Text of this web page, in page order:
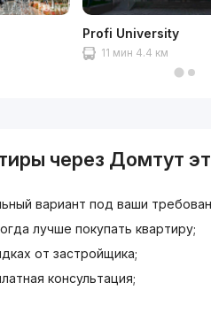
Profi University
11 мин 4.4 км
через Домтут
вариант под ваши
лучше покупать квартиру;
от застройщика;
консультация;